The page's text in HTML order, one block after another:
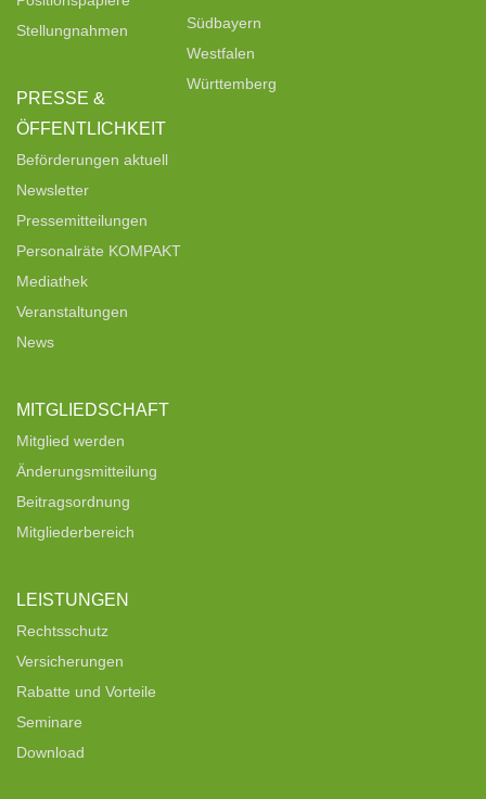
Stellungnahmen
PRESSE &
ÖFFENTLICHKEIT
Beförderungen aktuell
Newsletter
Pressemitteilungen
Personalräte KOMPAKT
Mediathek
Veranstaltungen
News
MITGLIEDSCHAFT
Mitglied werden
Änderungsmitteilung
Beitragsordnung
Mitgliederbereich
LEISTUNGEN
Rechtsschutz
Versicherungen
Rabatte und Vorteile
Seminare
Download
Südbayern
Westfalen
Württemberg